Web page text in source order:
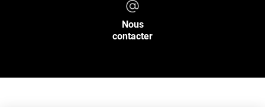
Nous
contacter